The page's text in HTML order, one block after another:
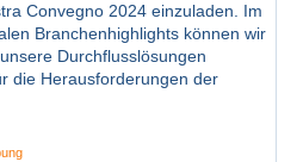
Convegno 2024 einzuladen. Im
Branchenhighlights können wir
Durchflusslösungen
die Herausforderungen der